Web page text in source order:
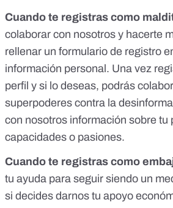
Cuando te registras como
colaborar con nosotros y hacerte
rellenar un formulario de registro
información personal. Una vez
perfil y si lo deseas, podrás
superpoderes contra la
con nosotros información sobre tu
capacidades o pasiones.
Cuando te registras como
tu ayuda para seguir siendo un
si decides darnos tu apoyo